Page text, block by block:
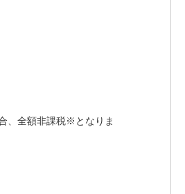
、全額非課税※となりま